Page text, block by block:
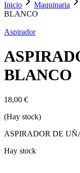
Inicio
Maquinaria
BLANCO
Aspirador
BLANCO
18,00 €
(Hay stock)
ASPIRADOR DE
Hay stock